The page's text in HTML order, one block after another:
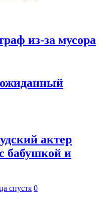
из-за мусора
актер
бабушкой и
спустя 0